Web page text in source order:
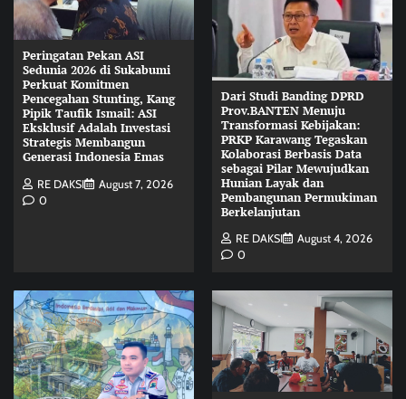
Peringatan Pekan ASI
Sedunia 2026 di Sukabumi
Perkuat Komitmen
Pencegahan Stunting, Kang
Pipik Taufik Ismail: ASI
Eksklusif Adalah Investasi
Strategis Membangun
Generasi Indonesia Emas
RE DAKSI
August 7, 2026
0
Dari Studi Banding DPRD
Prov.BANTEN Menuju
Transformasi Kebijakan:
PRKP Karawang Tegaskan
Kolaborasi Berbasis Data
sebagai Pilar Mewujudkan
Hunian Layak dan
Pembangunan Permukiman
Berkelanjutan
RE DAKSI
August 4, 2026
0